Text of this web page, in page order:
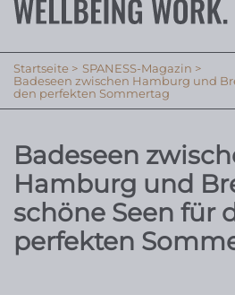
Startseite
SPANESS-Magazin
Badeseen zwischen Hamburg und
den perfekten Sommertag
Badeseen
Hamburg und
schöne Seen für
perfekten